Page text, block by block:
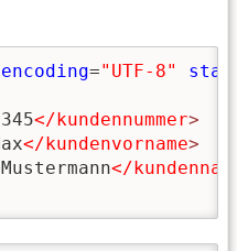
encoding="UTF-8"
</kundennummer>
</kundenvorname>
Mustermann</